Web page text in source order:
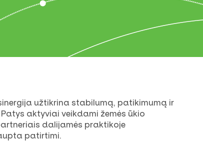
užtikrina stabilumą, patikimumą ir
aktyviai veikdami žemės ūkio
dalijamės praktikoje
patirtimi.